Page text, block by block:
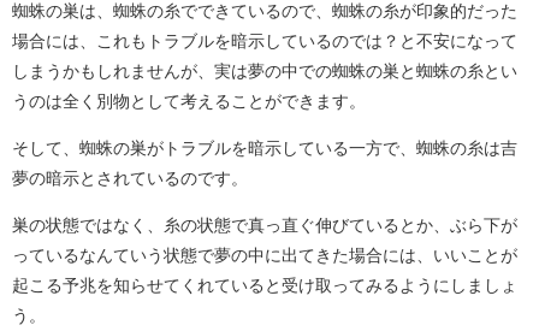
蜘蛛の巣は、蜘蛛の糸でできているので、蜘蛛の糸が印象的だった
場合には、これもトラブルを暗示しているのでは？と不安になって
しまうかもしれませんが、実は夢の中での蜘蛛の巣と蜘蛛の糸とい
うのは全く別物として考えることができます。
そして、蜘蛛の巣がトラブルを暗示している一方で、蜘蛛の糸は吉
夢の暗示とされているのです。
巣の状態ではなく、糸の状態で真っ直ぐ伸びているとか、ぶら下が
っているなんていう状態で夢の中に出てきた場合には、いいことが
起こる予兆を知らせてくれていると受け取ってみるようにしましょ
う。